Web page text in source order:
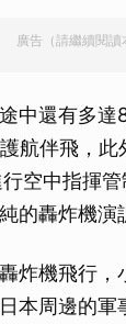
廣告（請繼續閱讀
中還有多
航伴飛，
空中指揮
的轟炸機演
炸機飛行，
本周邊的軍